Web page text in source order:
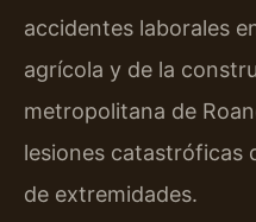
accidentes laborales
agrícola y de la
metropolitana de
lesiones catastróficas
de extremidades.